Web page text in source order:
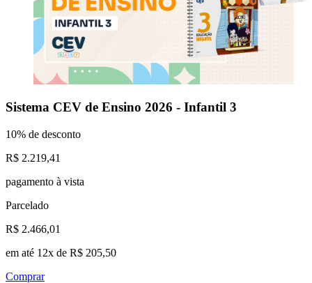
Sistema CEV de Ensino 2026 - Infantil 3
10% de desconto
R$ 2.219,41
pagamento à vista
Parcelado
R$ 2.466,01
em até 12x de R$ 205,50
Comprar